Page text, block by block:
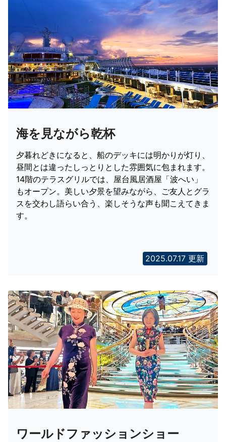
海を見ながら乾杯
夕暮れどきになると、船のデッキには明かりが灯り、
昼間とは違ったしっとりとした雰囲気に包まれます。
14階のテラスグリルでは、屋台風居酒屋「波へい」
もオープン。美しい夕景を望みながら、ご友人とグラ
スを交わし語らい合う、楽しそうな声も聞こえてきま
す。
2025.07.17 更新
ワールドファッションショー